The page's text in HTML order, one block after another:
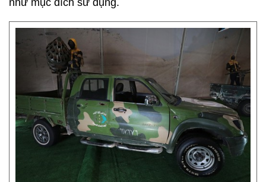
miền tây nam hồi năm ngoái.
Xe tải Mad Max.
Xe tải Mad Max gắn súng máy là một trong những
phương tiện thực hiện các vụ đánh bom liều chết tại
Syria. Những chiếc xe dân dụng bị các tay súng
phiến quân Syria cải tiến theo tưởng tượng cũng
như mục đích sử dụng.